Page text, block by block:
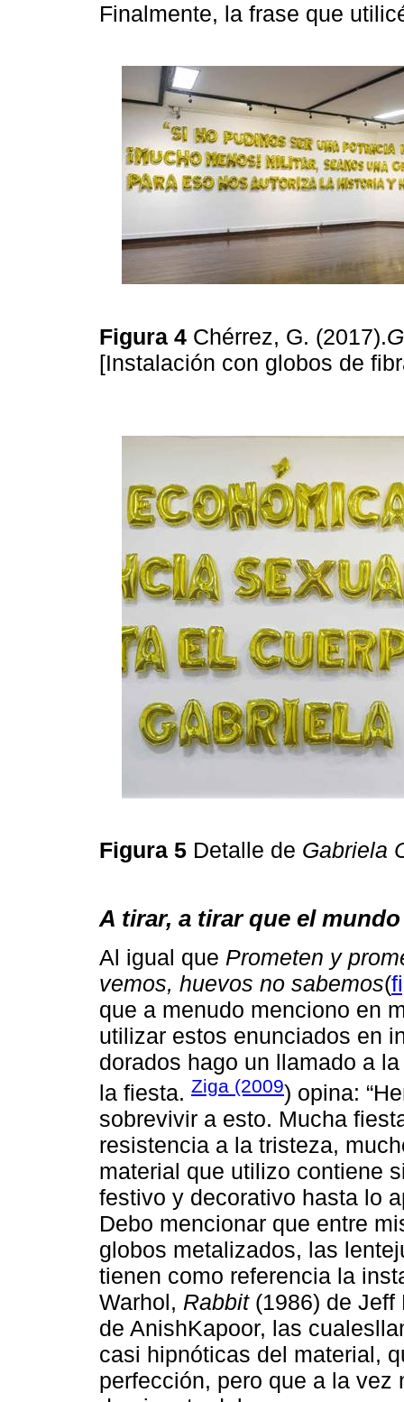
Finalmente, la frase que
Figura 4 Chérrez, G. (2017).
[Instalación con globos de
Figura 5 Detalle de Gabriela
A tirar, a tirar que el
Al igual que Prometen y
vemos, huevos no sabemos(
que a menudo menciono en
utilizar estos enunciados en
dorados hago un llamado a
la fiesta. Ziga (2009) opina:
sobrevivir a esto. Mucha
resistencia a la tristeza,
material que utilizo contiene
festivo y decorativo hasta lo
Debo mencionar que entre
globos metalizados, las
tienen como referencia la
Warhol, Rabbit(1986) de Jeff
de AnishKapoor, las
casi hipnóticas del material,
perfección, pero que a la